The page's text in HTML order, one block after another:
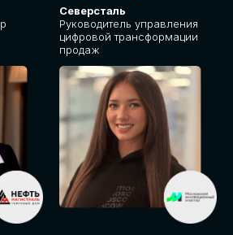
Северсталь
Руководитель управления
цифровой трансформации
продаж